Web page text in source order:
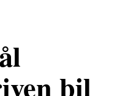
bil